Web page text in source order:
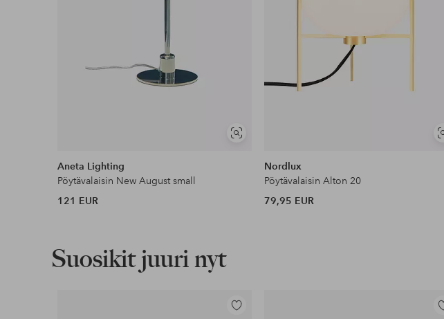
Näytä
Aneta Lighting
Pöytävalaisin New August small
121 EUR
Nordlux
Pöytävalaisin Alton 20
79,95 EUR
Suosikit juuri nyt
Lisää